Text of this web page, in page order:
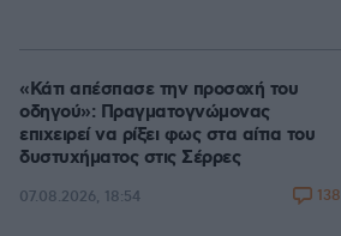
«Κάτι απέσπασε την προσοχή του
οδηγού»: Πραγματογνώμονας
επιχειρεί να ρίξει φως στα αίτια του
δυστυχήματος στις Σέρρες
07.08.2026, 18:54 138